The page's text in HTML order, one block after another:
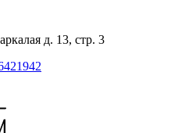
д. 13, стр. 3